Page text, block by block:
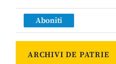
Aboniti
ARCHIVI DE PATRIE